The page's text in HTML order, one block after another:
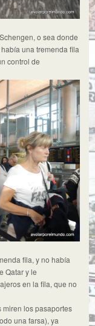
o sea donde
una tremenda fila
control de
fila, y no había
Qatar y le
en la fila, que no
miren los pasaportes
una farsa), ya